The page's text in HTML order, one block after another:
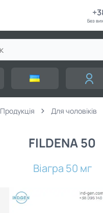
Без
Продукція Для чоловіків
FILDENA 50
Віагра 50 мг